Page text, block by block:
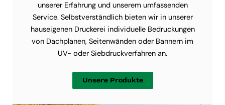
unserer Erfahrung und unserem umfassenden
Service. Selbstverständlich bieten wir in unserer
hauseigenen Druckerei individuelle Bedruckungen
von Dachplanen, Seitenwänden oder Bannern im
UV- oder Siebdruckverfahren an.
Unsere Produkte